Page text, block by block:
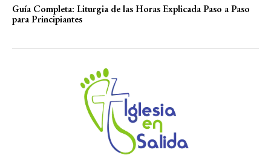
Guía Completa: Liturgia de las Horas Explicada Paso a Paso
para Principiantes